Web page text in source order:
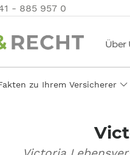
- 885 957 0
Über
zu Ihrem Versicherer